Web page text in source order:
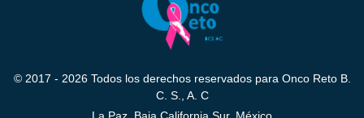
© 2017 - 2026 Todos los derechos reservados para Onco Reto B.
C. S., A. C